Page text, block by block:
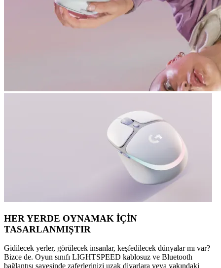
HER YERDE OYNAMAK İÇİN
TASARLANMIŞTIR
Gidilecek yerler, görülecek insanlar, keşfedilecek dünyalar mı var?
Bizce de. Oyun sınıfı LIGHTSPEED kablosuz ve Bluetooth
bağlantısı sayesinde zaferlerinizi uzak diyarlara veya yakındaki